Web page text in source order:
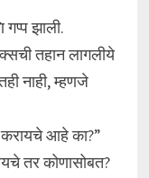
झाली.
तहान लागलीये
नाही, म्हणजे
आहे का?”
तर कोणासोबत?